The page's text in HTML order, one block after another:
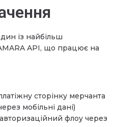
із найбільш
API, що працює на
сторінку мерчанта
мобільні дані)
флоу через